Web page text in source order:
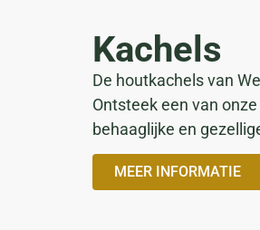
Kachels
De houtkachels van
Ontsteek een van
behaaglijke en
MEER INFORMATIE